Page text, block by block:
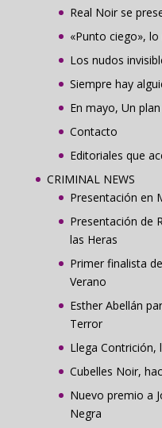
Real Noir se
«Punto ciego»,
Los nudos
Siempre hay
En mayo, Un
Contacto
Editoriales que
CRIMINAL NEWS
Presentación en
Presentación de
las Heras
Primer finalista
Verano
Esther Abellán
Terror
Llega Contrición,
Cubelles Noir,
Nuevo premio a
Negra